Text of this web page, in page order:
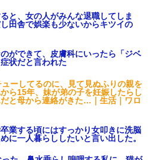
と、女の人がみんな退職してしま
田舎で娯楽も少ないからキツイの
ができて、皮膚科にいったら「ジベ
状だと言われた
ーしてるのに、見て見ぬふりの親を
ら15年、妹が弟の子を妊娠したらし
と母から連絡がきた…｜生活｜ワロ
業する頃にはすっかり女叩きに洗脳
に一人暮らししたいと言い出した。